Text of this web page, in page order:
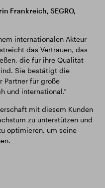
Frankreich, SEGRO,
internationalen Akteur
das Vertrauen, das
die für ihre Qualität
Sie bestätigt die
Partner für große
und international.“
mit diesem Kunden
zu unterstützen und
optimieren, um seine